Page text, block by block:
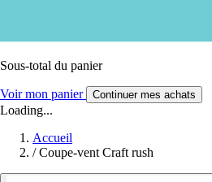
Sous-total du panier
Voir mon panier Continuer mes achats
Loading...
Accueil
/ Coupe-vent Craft rush